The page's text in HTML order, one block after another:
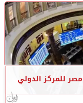
للمركز الدولي